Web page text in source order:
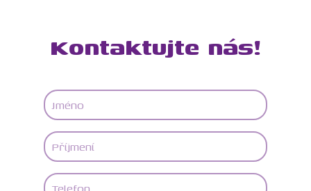
Kontaktujte nás!